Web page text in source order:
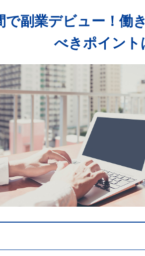
で副業デビュー！働
べきポイント